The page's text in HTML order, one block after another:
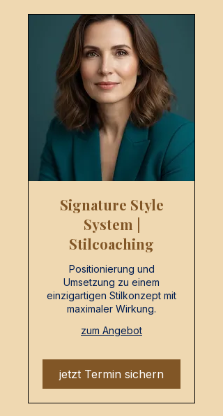
Signature Style
System |
Stilcoaching
Positionierung und
Umsetzung zu einem
einzigartigen Stilkonzept mit
maximaler Wirkung.
zum Angebot
jetzt Termin sichern